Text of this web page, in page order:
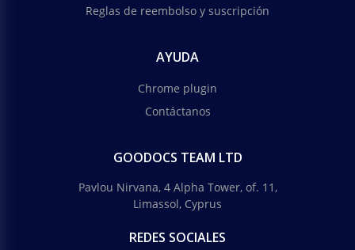
Reglas de reembolso y suscripción
AYUDA
Chrome plugin
Contáctanos
GOODOCS TEAM LTD
Pavlou Nirvana, 4 Alpha Tower, of. 11,
Limassol, Cyprus
REDES SOCIALES